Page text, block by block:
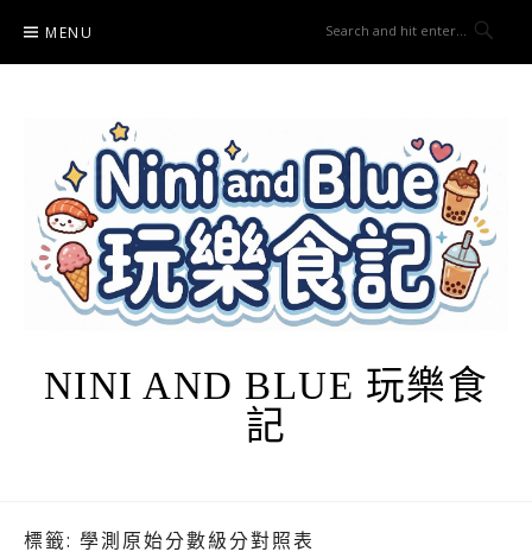
content
MENU
NINI AND BLUE 玩樂食
記
標籤: 學測原始分數級分對照表